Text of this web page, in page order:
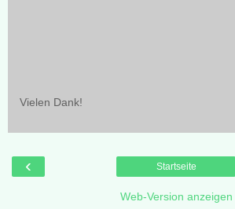
Vielen Dank!
‹ Startseite
Web-Version anzeigen